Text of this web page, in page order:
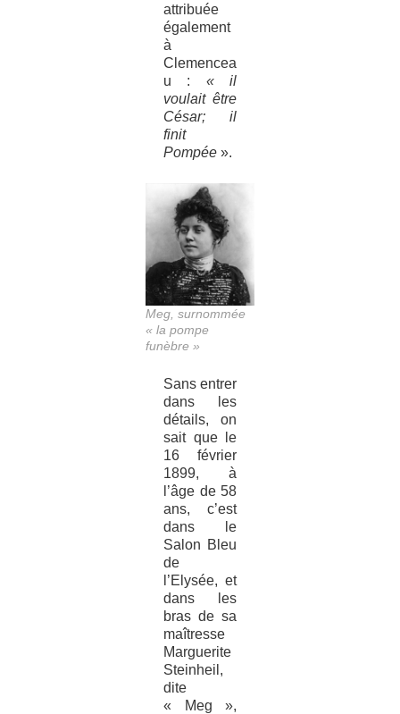
attribuée
également
à
Clemencea
u : « il
voulait être
César; il
finit
Pompée ».
Meg, surnommée
« la pompe
funèbre »
Sans entrer
dans les
détails, on
sait que le
16 février
1899, à
l’âge de 58
ans, c’est
dans le
Salon Bleu
de
l’Elysée, et
dans les
bras de sa
maîtresse
Marguerite
Steinheil,
dite
« Meg »,